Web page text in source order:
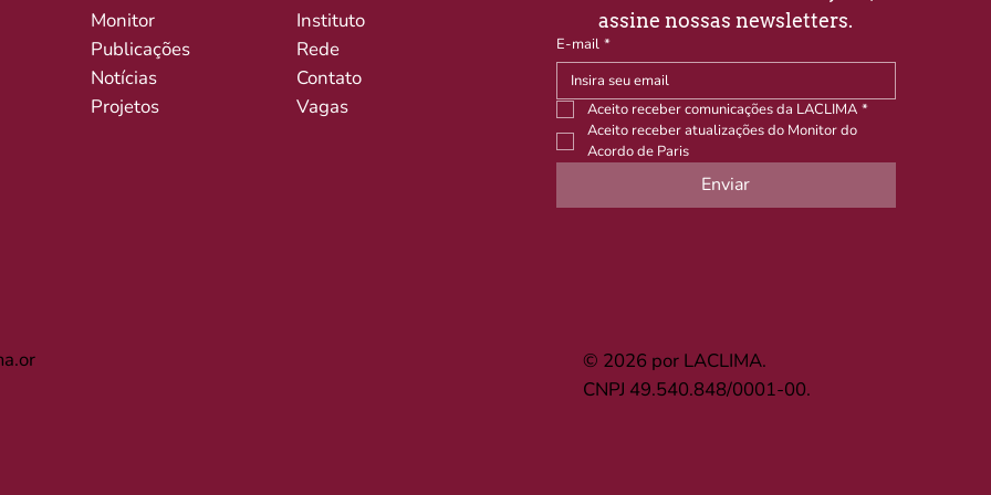
Monitor
Publicações
Notícias
Projetos
Instituto
Rede
Contato
Vagas
assine nossas newsletters.
E-mail *
Aceito receber comunicações da LACLIMA *
Aceito receber atualizações do Monitor do
Acordo de Paris
Enviar
© 2026 por LACLIMA.
CNPJ 49.540.848/0001-00.